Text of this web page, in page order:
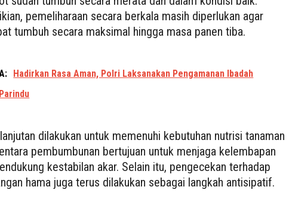
pemeliharaan secara berkala masih diperlukan agar
tumbuh secara maksimal hingga masa panen tiba.
Hadirkan Rasa Aman, Polri Laksanakan Pengamanan Ibadah
dilakukan untuk memenuhi kebutuhan nutrisi tanaman
pembumbunan bertujuan untuk menjaga kelembapan
kestabilan akar. Selain itu, pengecekan terhadap
hama juga terus dilakukan sebagai langkah antisipatif.